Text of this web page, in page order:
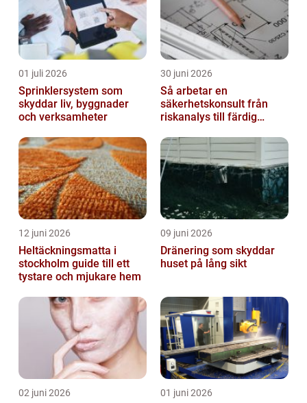
01 juli 2026
Sprinklersystem som
skyddar liv, byggnader
och verksamheter
30 juni 2026
Så arbetar en
säkerhetskonsult från
riskanalys till färdig
12 juni 2026
Heltäckningsmatta i
stockholm guide till ett
tystare och mjukare hem
09 juni 2026
Dränering som skyddar
huset på lång sikt
02 juni 2026 01 juni 2026